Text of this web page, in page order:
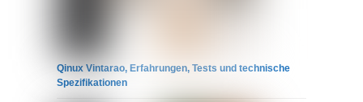
Qinux Vintarao, Erfahrungen, Tests und technische
Spezifikationen